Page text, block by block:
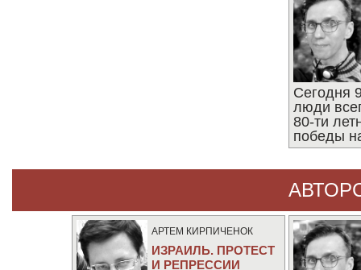
Сегодня
люди
80-ти
победы
АРТЕМ КИРПИЧЕНОК
ИЗРАИЛЬ. ПРОТЕСТ
И РЕПРЕССИИ